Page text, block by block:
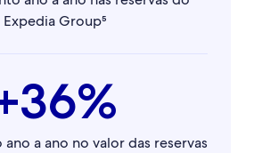
Expedia Group⁵
a ano no valor das reservas